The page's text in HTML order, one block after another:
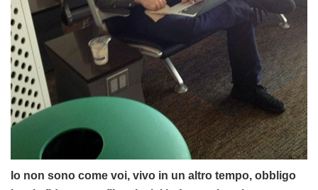
Io non sono come voi, vivo in un altro tempo, obbligo